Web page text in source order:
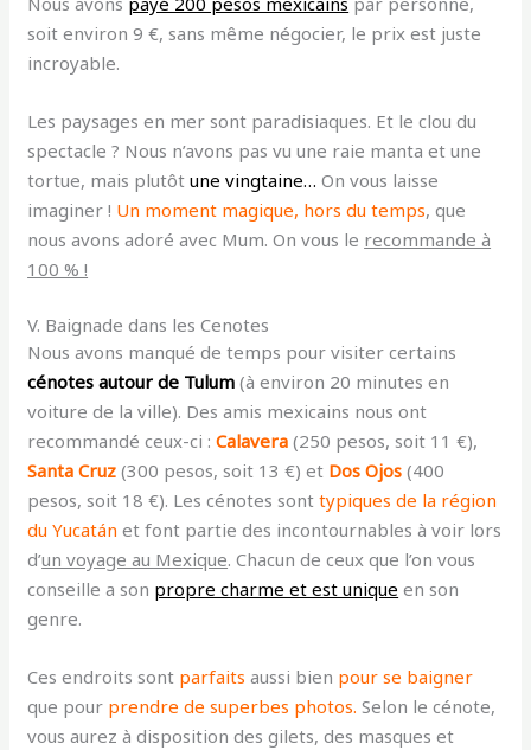
soit environ 9 €, sans même négocier, le prix est juste
incroyable.
Les paysages en mer sont paradisiaques. Et le clou du
spectacle ? Nous n’avons pas vu une raie manta et une
tortue, mais plutôtune vingtaine… On vous laisse
imaginer ! Un moment magique, hors du temps, que
nous avons adoré avec Mum. On vous le recommande à
100 % !
V. Baignade dans les Cenotes
Nous avons manqué de temps pour visiter certains
cénotes autour de Tulum (à environ 20 minutes en
voiture de la ville). Des amis mexicains nous ont
recommandé ceux-ci :Calavera (250 pesos, soit 11 €),
Santa Cruz (300 pesos, soit 13 €) et Dos Ojos (400
pesos, soit 18 €). Les cénotes sonttypiques de la région
du Yucatánet font partie des incontournables à voir lors
d’un voyage au Mexique. Chacun de ceux que l’on vous
conseille a son propre charme et est unique en son
genre.
Ces endroits sont parfaits aussi bien pour se baigner
que pour prendre de superbes photos. Selon le cénote,
vous aurez à disposition des gilets, des masques et